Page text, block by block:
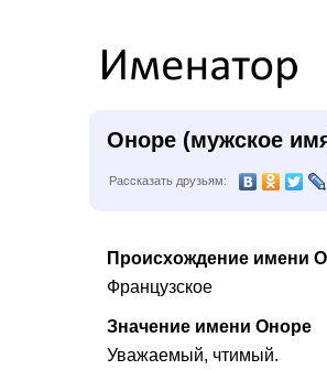
Оноре (мужское
Рассказать друзьям:
Происхождение имени
Французское
Значение имени Оноре
Уважаемый, чтимый.